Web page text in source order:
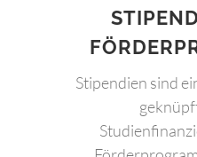
Stipendien sind